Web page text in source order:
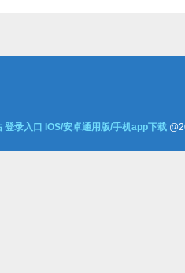
登录入口 IOS/安卓通用版/手机app下载